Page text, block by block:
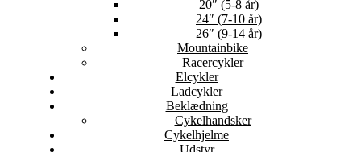
20″ (5-8 år)
24″ (7-10 år)
26″ (9-14 år)
Mountainbike
Racercykler
Elcykler
Ladcykler
Beklædning
Cykelhandsker
Cykelhjelme
Udstyr